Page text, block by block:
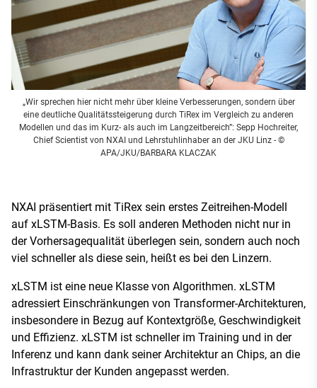
„Wir sprechen hier nicht mehr über kleine Verbesserungen, sondern über
eine deutliche Qualitätssteigerung durch TiRex im Vergleich zu anderen
Modellen und das im Kurz- als auch im Langzeitbereich”: Sepp Hochreiter,
Chief Scientist von NXAI und Lehrstuhlinhaber an der JKU Linz- ©
APA/JKU/BARBARA KLACZAK
NXAI präsentiert mit TiRex sein erstes Zeitreihen-Modell
auf xLSTM-Basis. Es soll anderen Methoden nicht nur in
der Vorhersagequalität überlegen sein, sondern auch noch
viel schneller als diese sein, heißt es bei den Linzern.
xLSTM ist eine neue Klasse von Algorithmen. xLSTM
adressiert Einschränkungen von Transformer-Architekturen,
insbesondere in Bezug auf Kontextgröße, Geschwindigkeit
und Effizienz. xLSTM ist schneller im Training und in der
Inferenz und kann dank seiner Architektur an Chips, an die
Infrastruktur der Kunden angepasst werden.